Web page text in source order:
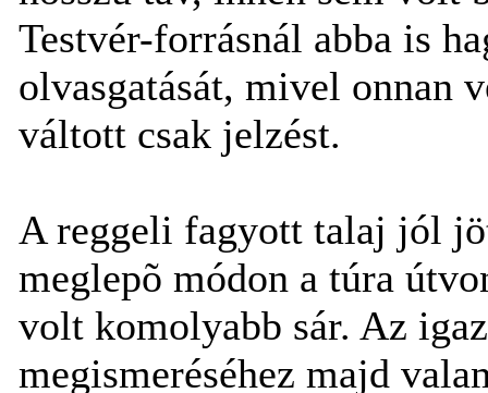
Testvér-forrásnál abba is
olvasgatását, mivel onnan
váltott csak jelzést.
A reggeli fagyott talaj jól
meglepõ módon a túra
volt komolyabb sár. Az
megismeréséhez majd